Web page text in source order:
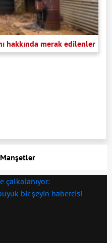
hakkında merak edilenler
Manşetler